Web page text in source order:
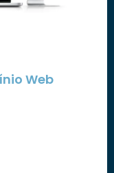
Web